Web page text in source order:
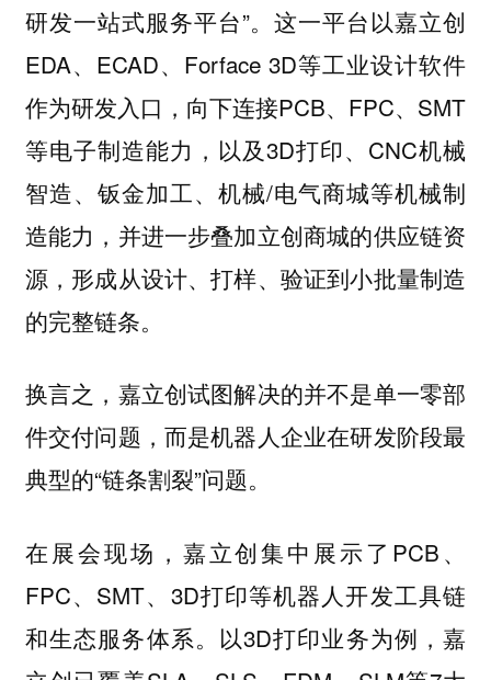
研发一站式服务平台”。这一平台以嘉立创
EDA、ECAD、Forface 3D等工业设计软件
作为研发入口，向下连接PCB、FPC、SMT
等电子制造能力，以及3D打印、CNC机械
智造、钣金加工、机械/电气商城等机械制
造能力，并进一步叠加立创商城的供应链资
源，形成从设计、打样、验证到小批量制造
的完整链条。
换言之，嘉立创试图解决的并不是单一零部
件交付问题，而是机器人企业在研发阶段最
典型的“链条割裂”问题。
在展会现场，嘉立创集中展示了PCB、
FPC、SMT、3D打印等机器人开发工具链
和生态服务体系。以3D打印业务为例，嘉